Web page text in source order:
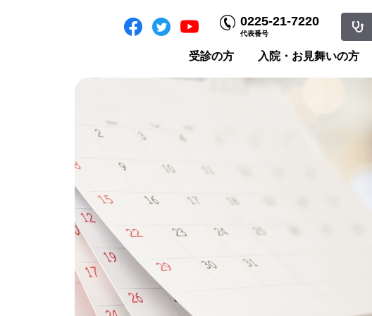
0225-21-7220
代表番号
受診の方 入院・お見舞いの方